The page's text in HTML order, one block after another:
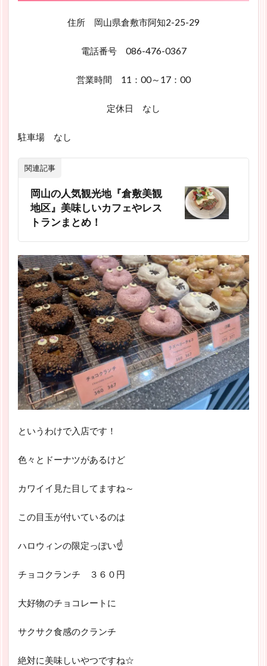
住所 岡山県倉敷市阿知2-25-29
電話番号 086-476-0367
営業時間 11：00～17：00
定休日 なし
駐車場 なし
関連記事
岡山の人気観光地『倉敷美観
地区』美味しいカフェやレス
トランまとめ！
というわけで入店です！
色々とドーナツがあるけど
カワイイ見た目してますね～
この目玉が付いているのは
ハロウィンの限定っぽい☝
チョコクランチ ３６０円
大好物のチョコレートに
サクサク食感のクランチ
絶対に美味しいやつですね☆